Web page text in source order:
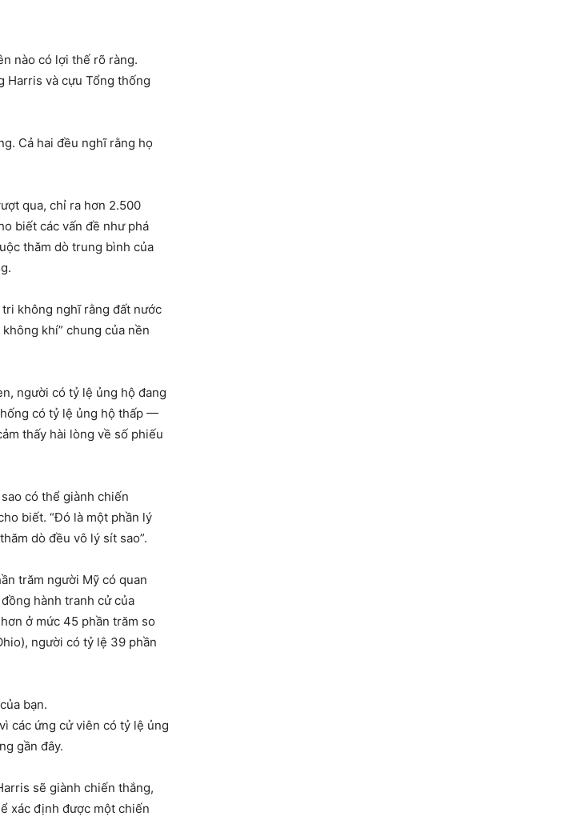
nào có lợi thế rõ ràng.
Harris và cựu Tổng thống
Cả hai đều nghĩ rằng họ
qua, chỉ ra hơn 2.500
biết các vấn đề như phá
thăm dò trung bình của
không nghĩ rằng đất nước
khí” chung của nền
người có tỷ lệ ủng hộ đang
có tỷ lệ ủng hộ thấp —
thấy hài lòng về số phiếu
có thể giành chiến
biết. “Đó là một phần lý
dò đều vô lý sít sao”.
trăm người Mỹ có quan
hành tranh cử của
ở mức 45 phần trăm so
người có tỷ lệ 39 phần
bạn.
các ứng cử viên có tỷ lệ ủng
gần đây.
sẽ giành chiến thắng,
xác định được một chiến